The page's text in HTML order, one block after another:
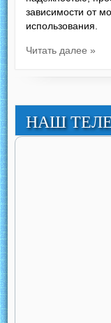
зависимости от
использования.
Читать далее »
НАШ